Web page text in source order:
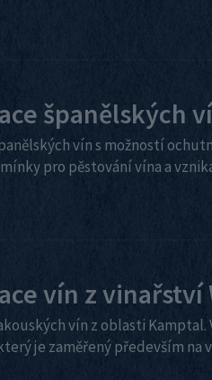
španělských
vín s možností
pro pěstování vína a
vín z vinařství
vín z oblasti
je zaměřený především na